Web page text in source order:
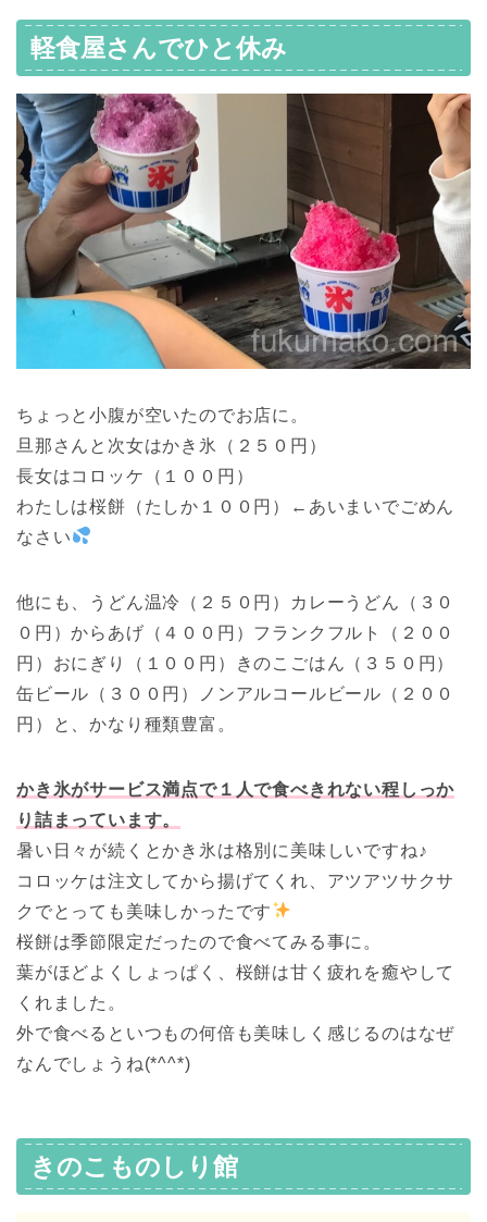
軽食屋さんでひと休み
ちょっと小腹が空いたのでお店に。
旦那さんと次女はかき氷（２５０円）
長女はコロッケ（１００円）
わたしは桜餅（たしか１００円）←あいまいでごめん
なさい
他にも、うどん温冷（２５０円）カレーうどん（３０
０円）からあげ（４００円）フランクフルト（２００
円）おにぎり（１００円）きのこごはん（３５０円）
缶ビール（３００円）ノンアルコールビール（２００
円）と、かなり種類豊富。
かき氷がサービス満点で１人で食べきれない程しっか
り詰まっています。
暑い日々が続くとかき氷は格別に美味しいですね♪
コロッケは注文してから揚げてくれ、アツアツサクサ
クでとっても美味しかったです
桜餅は季節限定だったので食べてみる事に。
葉がほどよくしょっぱく、桜餅は甘く疲れを癒やして
くれました。
外で食べるといつもの何倍も美味しく感じるのはなぜ
なんでしょうね(*^^*)
きのこものしり館